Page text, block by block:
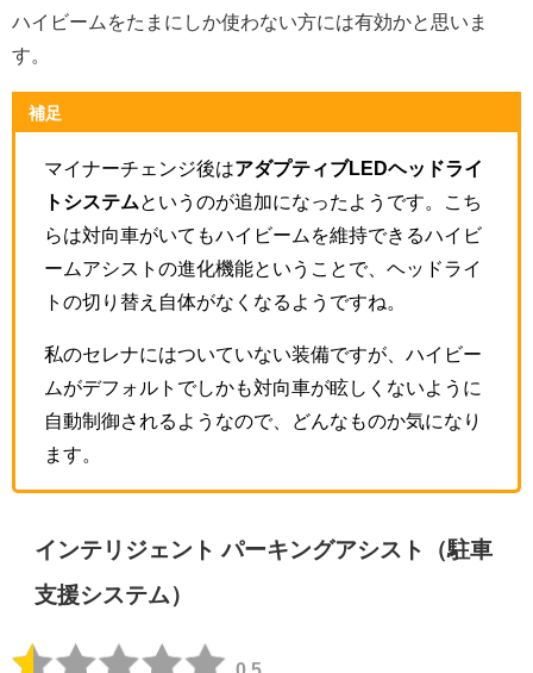
ハイビームをたまにしか使わない方には有効かと思いま
す。
補足
マイナーチェンジ後はアダプティブLEDヘッドライ
トシステム というのが追加になったようです。こち
らは対向車がいてもハイビームを維持できるハイビ
ームアシストの進化機能ということで、ヘッドライ
トの切り替え自体がなくなるようですね。
私のセレナにはついていない装備ですが、ハイビー
ムがデフォルトでしかも対向車が眩しくないように
自動制御されるようなので、どんなものか気になり
ます。
インテリジェント パーキングアシスト（駐車
支援システム）